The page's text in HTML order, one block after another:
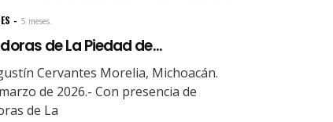
5 meses.
de La Piedad de...
Cervantes Morelia, Michoacán.
de 2026.- Con presencia de
de La